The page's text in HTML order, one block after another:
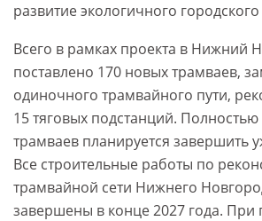
развитие экологичного
Всего в рамках проекта в Нижний
поставлено 170 новых трамваев,
одиночного трамвайного пути,
15 тяговых подстанций. Полностью
трамваев планируется завершить
Все строительные работы по
трамвайной сети Нижнего
завершены в конце 2027 года. При